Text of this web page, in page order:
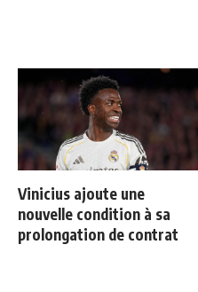
Vinicius ajoute une
nouvelle condition à sa
prolongation de contrat